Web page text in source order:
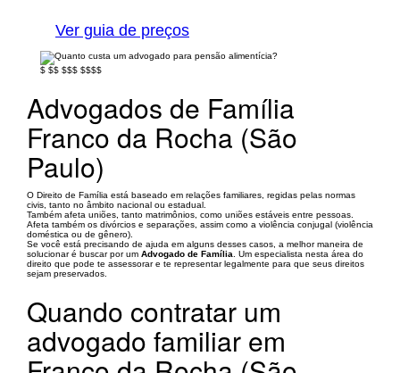
Ver guia de preços
$ $$ $$$ $$$$
Advogados de Família
Franco da Rocha (São
Paulo)
O Direito de Família está baseado em relações familiares, regidas pelas normas
civis, tanto no âmbito nacional ou estadual.
Também afeta uniões, tanto matrimônios, como uniões estáveis entre pessoas.
Afeta também os divórcios e separações, assim como a violência conjugal (violência
doméstica ou de gênero).
Se você está precisando de ajuda em alguns desses casos, a melhor maneira de
solucionar é buscar por um Advogado de Família . Um especialista nesta área do
direito que pode te assessorar e te representar legalmente para que seus direitos
sejam preservados.
Quando contratar um
advogado familiar em